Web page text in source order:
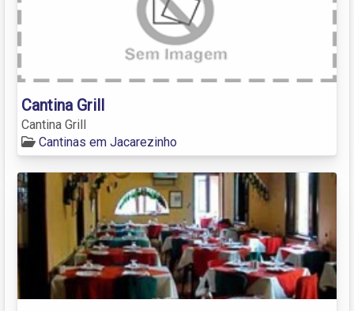
Cantina Grill
Cantina Grill
Cantinas em Jacarezinho